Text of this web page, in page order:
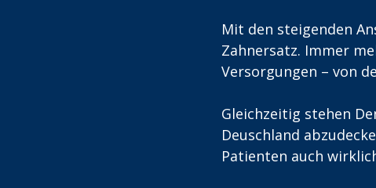
Mit den steigenden
Zahnersatz. Immer
Versorgungen – von
Gleichzeitig stehen
Deuschland
Patienten auch